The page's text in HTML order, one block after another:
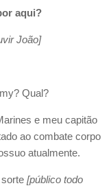
aqui?
João]
Qual?
e meu capitão
ao combate corpo
atualmente.
[público todo